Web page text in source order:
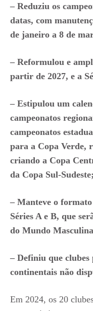
– Reduziu os
datas, com
de janeiro a 8 de
– Reformulou e
partir de 2027, e a
– Estipulou um
campeonatos
campeonatos
para a Copa Verde,
criando a Copa
da Copa Sul-Sudeste;
– Manteve o formato
Séries A e B, que
do Mundo
– Definiu que clubes
continentais não
Em 2024, os 20